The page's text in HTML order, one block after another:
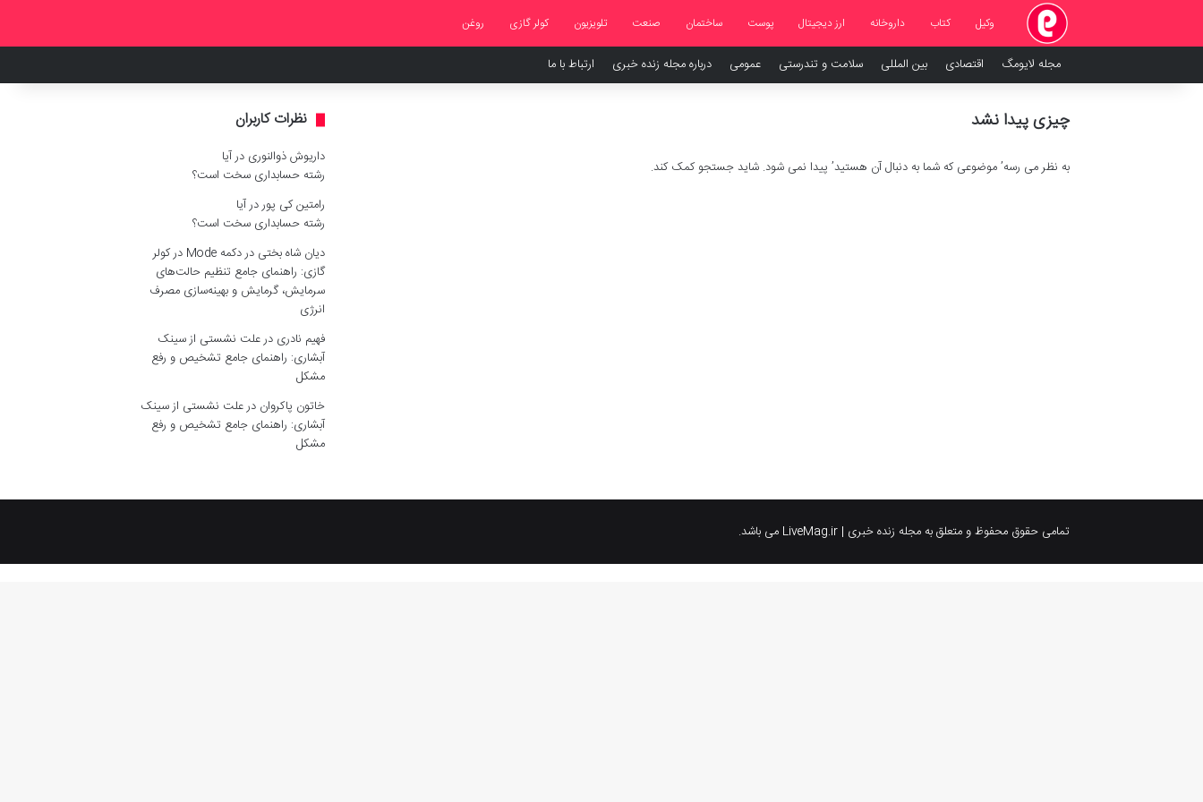
وکیل کتاب داروخانه ارز دیجیتال پوست ساختمان صنعت تلویزیون کولر گازی روغن
مجله لایومگ اقتصادی بین المللی سلامت و تندرستی عمومی درباره مجله زنده خبری ارتباط با ما
چیزی پیدا نشد
به نظر می رسه’ موضوعی که شما به دنبال آن هستید’ پیدا نمی شود. شاید جستجو کمک کند.
نظرات کاربران
داریوش ذوالنوری درآیا
رشته حسابداری سخت است؟
رامتین کی پوردرآیا
رشته حسابداری سخت است؟
دیان شاه بختی در
دکمه Mode در کولر
گازی: راهنمای جامع تنظیم حالت‌های
سرمایش، گرمایش و بهینه‌سازی مصرف
انرژی
فهیم نادری درعلت نشستی از سینک
آبشاری: راهنمای جامع تشخیص و رفع
مشکل
خاتون پاکروان درعلت نشستی از سینک
آبشاری: راهنمای جامع تشخیص و رفع
مشکل
تمامی حقوق محفوظ و متعلق به مجله زنده خبری | LiveMag.ir می باشد.